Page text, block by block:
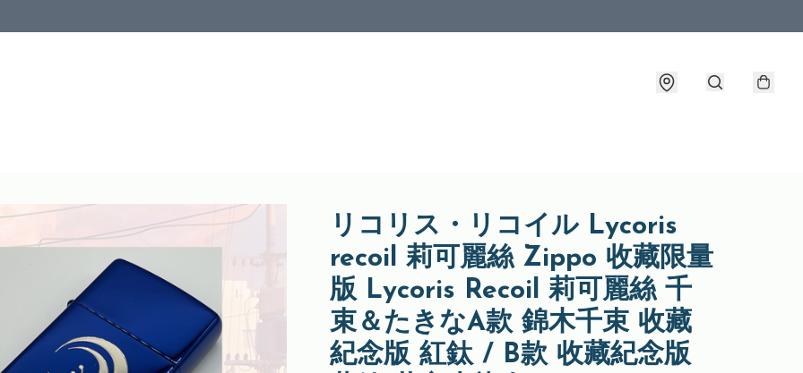
リコリス・リコイル Lycoris
recoil 莉可麗絲 Zippo 收藏限量
版 Lycoris Recoil 莉可麗絲 千
束＆たきなA款 錦木千束 收藏
紀念版 紅鈦 / B款 收藏紀念版